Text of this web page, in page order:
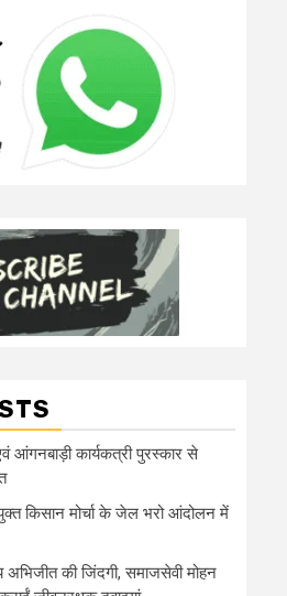
आंगनबाड़ी कार्यकत्री पुरस्कार से
किसान मोर्चा के जेल भरो आंदोलन में
अभिजीत की जिंदगी, समाजसेवी मोहन